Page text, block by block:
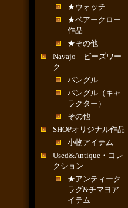
★ウォッチ
★ベアークロー
作品
★その他
Navajo ビーズワー
ク
バングル
バングル（キャ
ラクター）
その他
SHOPオリジナル作品
小物アイテム
Used&Antique・コレ
クション
★アンティーク
ラグ&チマヨア
イテム